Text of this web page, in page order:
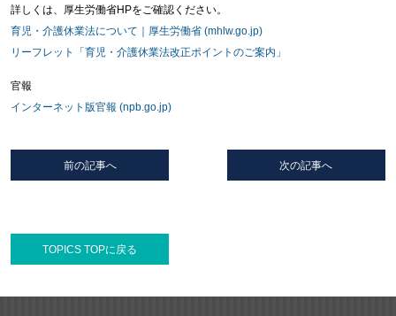
詳しくは、厚生労働省HPをご確認ください。
育児・介護休業法について｜厚生労働省 (mhlw.go.jp)
リーフレット「育児・介護休業法改正ポイントのご案内」
官報
インターネット版官報 (npb.go.jp)
前の記事へ 次の記事へ
TOPICS TOPに戻る